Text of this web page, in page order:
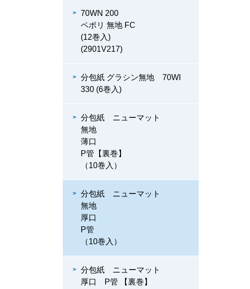
70WN 200
ペポリ 無地 FC
(12巻入)
(2901V217)
分包紙 グラシン無地 70WI
330 (6巻入)
分包紙 ニューマット
無地
薄口
P管【裏巻】
（10巻入）
分包紙 ニューマット
無地
厚口
P管
（10巻入）
分包紙 ニューマット
厚口 P管 【裏巻】